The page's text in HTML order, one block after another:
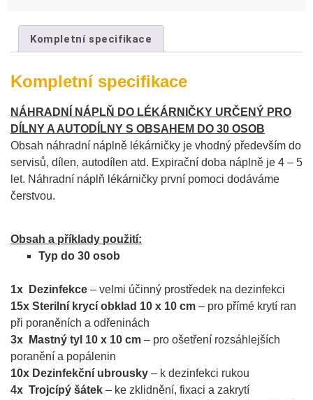
Kompletní specifikace
Kompletní specifikace
NÁHRADNÍ NÁPLŇ DO LÉKÁRNIČKY URČENÝ PRO
DÍLNY A AUTODÍLNY S OBSAHEM DO 30 OSOB
Obsah náhradní náplně lékárničky je vhodný především do
servisů, dílen, autodílen atd. Expirační doba náplně je 4 – 5
let. Náhradní náplň lékárničky první pomoci dodáváme
čerstvou.
Obsah a příklady použití:
Typ do 30 osob
1x Dezinfekce – velmi účinný prostředek na dezinfekci
15x Sterilní krycí obklad 10 x 10 cm – pro přímé krytí ran
při poraněních a odřeninách
3x Mastný tyl 10 x 10 cm – pro ošetření rozsáhlejších
poranění a popálenin
10x Dezinfekční ubrousky – k dezinfekci rukou
4x Trojcípý šátek – ke zklidnění, fixaci a zakrytí